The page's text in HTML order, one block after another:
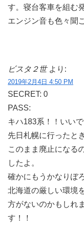
す。寝台客車を組む
エンジン音も色々聞
ビスタ２世 より:
2019年2月4日 4:50 PM
SECRET: 0
PASS:
キハ183系！！いいで
先日札幌に行ったと
このまま廃止になる
したよ。
確かにもうかなりぼ
北海道の厳しい環境
方がないのかもしれ
す！！